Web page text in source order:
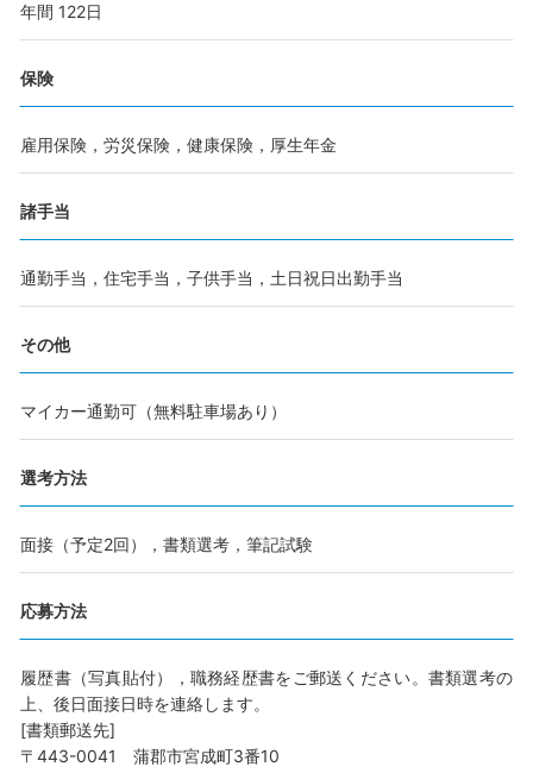
年間 122日
保険
雇用保険，労災保険，健康保険，厚生年金
諸手当
通勤手当，住宅手当，子供手当，土日祝日出勤手当
その他
マイカー通勤可（無料駐車場あり）
選考方法
面接（予定2回），書類選考，筆記試験
応募方法
履歴書（写真貼付），職務経歴書をご郵送ください。書類選考の
上、後日面接日時を連絡します。
[書類郵送先]
〒443-0041 蒲郡市宮成町3番10